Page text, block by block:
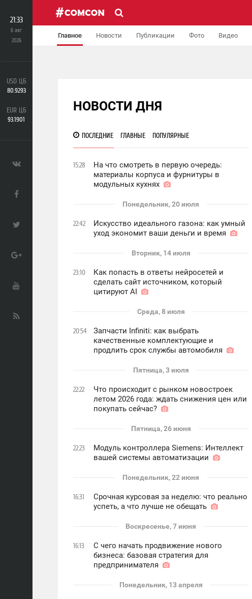
Главное Новости Публикации Фото Видео
21:33
6 авг
2026
USD ЦБ
80.9293
EUR ЦБ
93.1901
НОВОСТИ ДНЯ
ПОСЛЕДНИЕ ГЛАВНЫЕ ПОПУЛЯРНЫЕ
15:28
На что смотреть в первую очередь:
материалы корпуса и фурнитуры в
модульных кухнях
Понедельник, 20 июля
22:42
Искусство идеального газона: как умный
уход экономит ваши деньги и время
Вторник, 14 июля
23:10
Как попасть в ответы нейросетей и
сделать сайт источником, который
цитируют AI
Среда, 8 июля
20:54
Запчасти Infiniti: как выбрать
качественные комплектующие и
продлить срок службы автомобиля
Пятница, 3 июля
22:22
Что происходит с рынком новостроек
летом 2026 года: ждать снижения цен или
покупать сейчас?
Пятница, 26 июня
22:23
Модуль контроллера Siemens: Интеллект
вашей системы автоматизации
Понедельник, 22 июня
16:31
Срочная курсовая за неделю: что реально
успеть, а что лучше не обещать
Воскресенье, 7 июня
16:13
С чего начать продвижение нового
бизнеса: базовая стратегия для
предпринимателя
Понедельник, 13 апреля